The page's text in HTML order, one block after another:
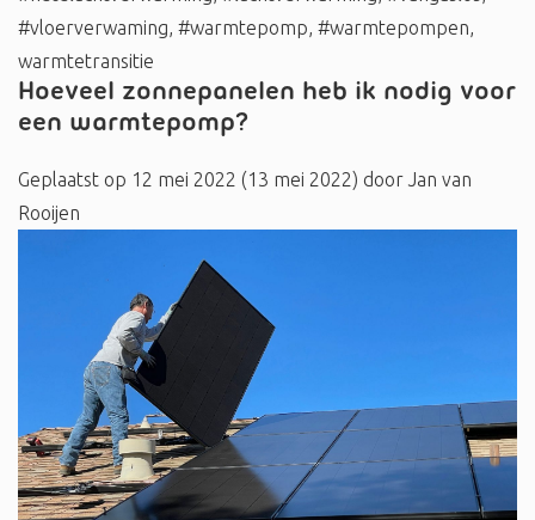
#vloerverwaming, #warmtepomp, #warmtepompen,
warmtetransitie
Hoeveel zonnepanelen heb ik nodig voor
een warmtepomp?
Geplaatst op 12 mei 2022 (13 mei 2022) door Jan van
Rooijen